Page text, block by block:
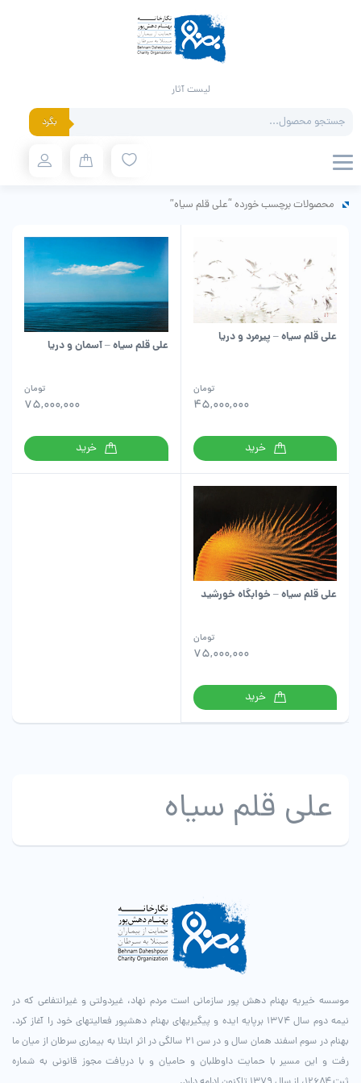
لیست آثار
search بگرد
محصولات برچسب خورده “علی قلم سیاه”
علی قلم سیاه – پیرمرد و دریا
45,000,000
تومان
خرید
علی قلم سیاه – آسمان و دریا
75,000,000
تومان
خرید
علی قلم سیاه – خوابگاه خورشید
75,000,000
تومان
خرید
علی قلم سیاه
موسسه خیریه بهنام دهش پور سازمانی است مردم نهاد، غیردولتی و غیرانتفاعی که در
نیمه دوم سال ۱۳۷۴ برپایه ایده و پیگیری­های بهنام دهش­پور فعالیت­های خود را آغاز کرد.
بهنام در سوم اسفند همان سال و در سن ۲۱ سالگی در اثر ابتلا به بیماری سرطان از میان ما
رفت و این مسیر با حمایت داوطلبان و حامیان و با دریافت مجوز قانونی به شماره